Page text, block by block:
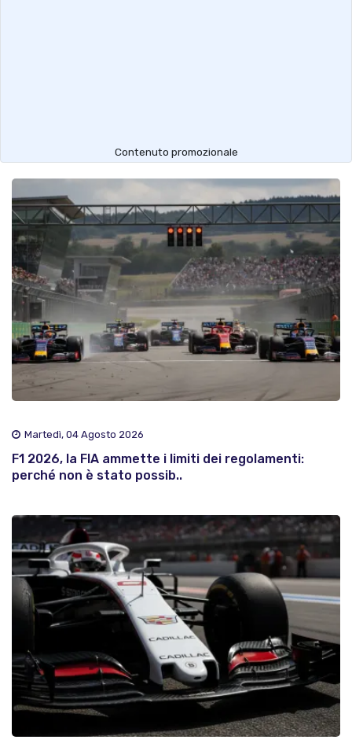
Contenuto promozionale
Martedì, 04 Agosto 2026
F1 2026, la FIA ammette i limiti dei regolamenti:
perché non è stato possib..